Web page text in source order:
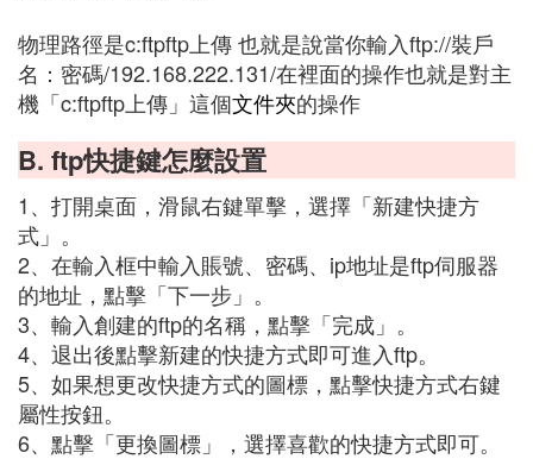
物理路徑是c:ftpftp上傳 也就是說當你輸入ftp://裝戶
名：密碼/192.168.222.131/在裡面的操作也就是對主
機「c:ftpftp上傳」這個文件夾的操作
B. ftp快捷鍵怎麼設置
1、打開桌面，滑鼠右鍵單擊，選擇「新建快捷方
式」。
2、在輸入框中輸入賬號、密碼、ip地址是ftp伺服器
的地址，點擊「下一步」。
3、輸入創建的ftp的名稱，點擊「完成」。
4、退出後點擊新建的快捷方式即可進入ftp。
5、如果想更改快捷方式的圖標，點擊快捷方式右鍵
屬性按鈕。
6、點擊「更換圖標」，選擇喜歡的快捷方式即可。